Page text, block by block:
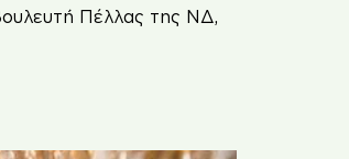
Πέλλας της ΝΔ,